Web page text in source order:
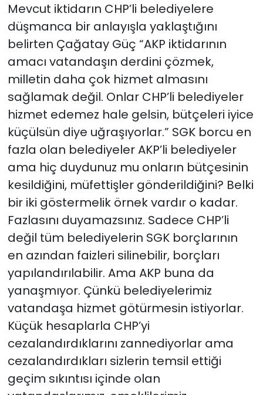
Mevcut iktidarın CHP’li belediyelere
düşmanca bir anlayışla yaklaştığını
belirten Çağatay Güç “AKP iktidarının
amacı vatandaşın derdini çözmek,
milletin daha çok hizmet almasını
sağlamak değil. Onlar CHP’li belediyeler
hizmet edemez hale gelsin, bütçeleri iyice
küçülsün diye uğraşıyorlar.” SGK borcu en
fazla olan belediyeler AKP’li belediyeler
ama hiç duydunuz mu onların bütçesinin
kesildiğini, müfettişler gönderildiğini? Belki
bir iki göstermelik örnek vardır o kadar.
Fazlasını duyamazsınız. Sadece CHP’li
değil tüm belediyelerin SGK borçlarının
en azından faizleri silinebilir, borçları
yapılandırılabilir. Ama AKP buna da
yanaşmıyor. Çünkü belediyelerimiz
vatandaşa hizmet götürmesin istiyorlar.
Küçük hesaplarla CHP’yi
cezalandırdıklarını zannediyorlar ama
cezalandırdıkları sizlerin temsil ettiği
geçim sıkıntısı içinde olan